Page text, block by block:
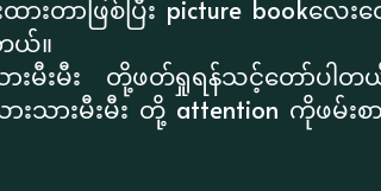
းတာဖြစ်ပြီး picture bookလ
ယ်။
းမီးမီး တို့ဖတ်ရှုရန်သင့်တော်ပ
ားသားမီးမီး တို့ attention ကိုဖမ်း